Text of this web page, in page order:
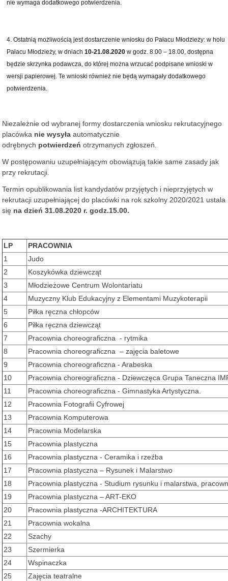
nie wymaga dodatkowego potwierdzenia.
Ostatnią możliwością jest dostarczenie wniosku do Pałacu Młodzieży: w holu
Pałacu Młodzieży, w dniach10-21.08.2020 w godz. 8.00 – 18.00, dostępna
będzie skrzynka podawcza, do której można wrzucać podpisane wnioski w
wersji papierowej. Te wnioski również nie będą wymagały dodatkowego
potwierdzenia.
Niezależnie od wybranej formy dostarczenia wniosku rekrutacyjnego
placówka nie wysyła automatycznie
odrębnych potwierdzeń otrzymanych zgłoszeń.
W postępowaniu uzupełniającym obowiązują takie same zasady jak
przy rekrutacji.
Termin opublikowania list kandydatów przyjętych i nieprzyjętych w
rekrutacji uzupełniającej do placówki na rok szkolny 2020/2021 ustala
się na dzień 31.08.2020 r. godz.15.00.
LP
PRACOWNIA
1
Judo
2
Koszykówka dziewcząt
3
Młodzieżowe Centrum Wolontariatu
4
Muzyczny Klub Edukacyjny z Elementami Muzykoterapii
5
Piłka ręczna chłopców
6
Piłka ręczna dziewcząt
7
Pracownia choreograficzna - rytmika
8
Pracownia choreograficzna – zajęcia baletowe
9
Pracownia choreograficzna - Arabeska
10
Pracownia choreograficzna - Dziewczęca Grupa Taneczna
11
Pracownia choreograficzna - Gimnastyka Artystyczna.
12
Pracownia Fotografii Cyfrowej
13
Pracownia Komputerowa
14
Pracownia Modelarska
15
Pracownia plastyczna
16
Pracownia plastyczna - Ceramika i rzeźba
17
Pracownia plastyczna – Rysunek i Malarstwo
18
Pracownia plastyczna - Studium rysunku i malarstwa,
19
Pracownia plastyczna – ART-EKO
20
Pracownia plastyczna -ARCHITEKTURA
21
Pracownia wokalna
22
Szachy
23
Szermierka
24
Wspinaczka
25
Zajęcia teatralne